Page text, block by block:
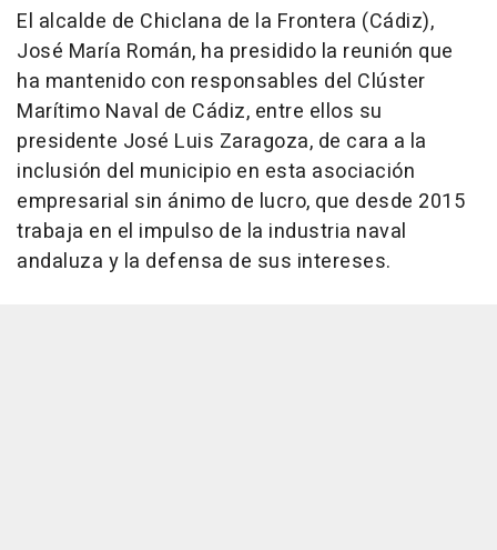
El alcalde de Chiclana de la Frontera (Cádiz),
José María Román, ha presidido la reunión que
ha mantenido con responsables del Clúster
Marítimo Naval de Cádiz, entre ellos su
presidente José Luis Zaragoza, de cara a la
inclusión del municipio en esta asociación
empresarial sin ánimo de lucro, que desde 2015
trabaja en el impulso de la industria naval
andaluza y la defensa de sus intereses.